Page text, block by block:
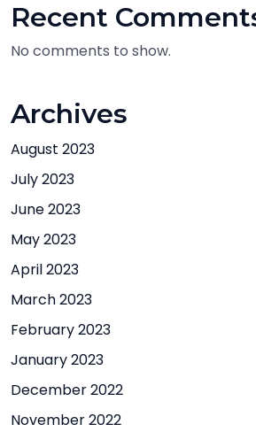
Recent
No comments to show.
Archives
August 2023
July 2023
June 2023
May 2023
April 2023
March 2023
February 2023
January 2023
December 2022
November 2022